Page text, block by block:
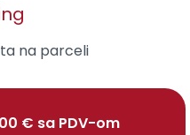
na parceli
€ sa PDV-om